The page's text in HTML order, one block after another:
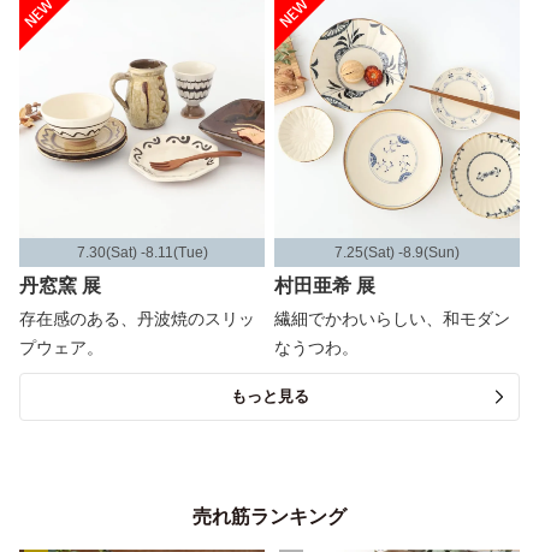
7.30(Sat) -8.11(Tue)
丹窓窯 展
存在感のある、丹波焼のスリッ
プウェア。
7.25(Sat) -8.9(Sun)
村田亜希 展
繊細でかわいらしい、和モダン
なうつわ。
もっと見る
売れ筋ランキング